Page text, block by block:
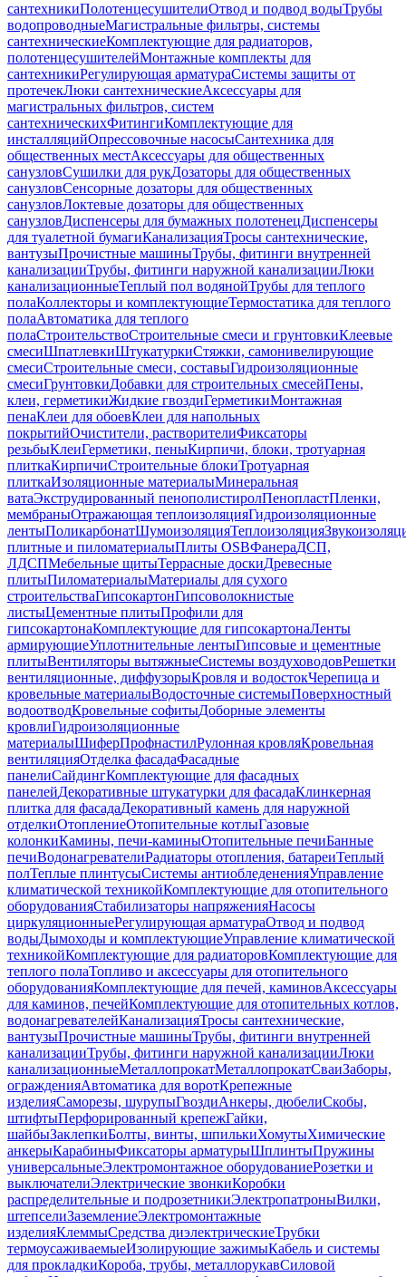
сантехникиПолотенцесушителиОтвод и подвод водыТрубы
водопроводныеМагистральные фильтры, системы
сантехническиеКомплектующие для радиаторов,
полотенцесушителейМонтажные комплекты для
сантехникиРегулирующая арматураСистемы защиты от
протечекЛюки сантехническиеАксессуары для
магистральных фильтров, систем
сантехническихФитингиКомплектующие для
инсталляцийОпрессовочные насосыСантехника для
общественных местАксессуары для общественных
санузловСушилки для рукДозаторы для общественных
санузловСенсорные дозаторы для общественных
санузловЛоктевые дозаторы для общественных
санузловДиспенсеры для бумажных полотенецДиспенсеры
для туалетной бумагиКанализацияТросы сантехнические,
вантузыПрочистные машиныТрубы, фитинги внутренней
канализацииТрубы, фитинги наружной канализацииЛюки
канализационныеТеплый пол водянойТрубы для теплого
полаКоллекторы и комплектующиеТермостатика для теплого
полаАвтоматика для теплого
полаСтроительствоСтроительные смеси и грунтовкиКлеевые
смесиШпатлевкиШтукатуркиСтяжки, самонивелирующие
смесиСтроительные смеси, составыГидроизоляционные
смесиГрунтовкиДобавки для строительных смесейПены,
клеи, герметикиЖидкие гвоздиГерметикиМонтажная
пенаКлеи для обоевКлеи для напольных
покрытийОчистители, растворителиФиксаторы
резьбыКлеиГерметики, пеныКирпичи, блоки, тротуарная
плиткаКирпичиСтроительные блокиТротуарная
плиткаИзоляционные материалыМинеральная
ватаЭкструдированный пенополистиролПенопластПленки,
мембраныОтражающая теплоизоляцияГидроизоляционные
лентыПоликарбонатШумоизоляцияТеплоизоляция
плитные и пиломатериалыПлиты OSBФанераДСП,
ЛДСПМебельные щитыТеррасные доскиДревесные
плитыПиломатериалыМатериалы для сухого
строительстваГипсокартонГипсоволокнистые
листыЦементные плитыПрофили для
гипсокартонаКомплектующие для гипсокартонаЛенты
армирующиеУплотнительные лентыГипсовые и цементные
плитыВентиляторы вытяжныеСистемы воздуховодовРешетки
вентиляционные, диффузорыКровля и водостокЧерепица и
кровельные материалыВодосточные системыПоверхностный
водоотводКровельные софитыДоборные элементы
кровлиГидроизоляционные
материалыШиферПрофнастилРулонная кровляКровельная
вентиляцияОтделка фасадаФасадные
панелиСайдингКомплектующие для фасадных
панелейДекоративные штукатурки для фасадаКлинкерная
плитка для фасадаДекоративный камень для наружной
отделкиОтоплениеОтопительные котлыГазовые
колонкиКамины, печи-каминыОтопительные печиБанные
печиВодонагревателиРадиаторы отопления, батареиТеплый
полТеплые плинтусыСистемы антиобледененияУправление
климатической техникойКомплектующие для отопительного
оборудованияСтабилизаторы напряженияНасосы
циркуляционныеРегулирующая арматураОтвод и подвод
водыДымоходы и комплектующиеУправление климатической
техникойКомплектующие для радиаторовКомплектующие для
теплого полаТопливо и аксессуары для отопительного
оборудованияКомплектующие для печей, каминовАксессуары
для каминов, печейКомплектующие для отопительных котлов,
водонагревателейКанализацияТросы сантехнические,
вантузыПрочистные машиныТрубы, фитинги внутренней
канализацииТрубы, фитинги наружной канализацииЛюки
канализационныеМеталлопрокатМеталлопрокатСваиЗаборы,
огражденияАвтоматика для воротКрепежные
изделияСаморезы, шурупыГвоздиАнкеры, дюбелиСкобы,
штифтыПерфорированный крепежГайки,
шайбыЗаклепкиБолты, винты, шпилькиХомутыХимические
анкерыКарабиныФиксаторы арматурыШплинтыПружины
универсальныеЭлектромонтажное оборудованиеРозетки и
выключателиЭлектрические звонкиКоробки
распределительные и подрозетникиЭлектропатроныВилки,
штепселиЗаземлениеЭлектромонтажные
изделияКлеммыСредства диэлектрическиеТрубки
термоусаживаемыеИзолирующие зажимыКабель и системы
для прокладкиКороба, трубы, металлорукавСиловой